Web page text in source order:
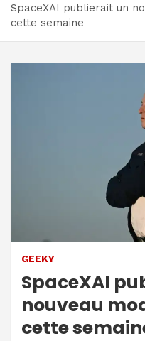
SpaceXAI publierait un
cette semaine
GEEKY
SpaceXAI
nouveau
cette